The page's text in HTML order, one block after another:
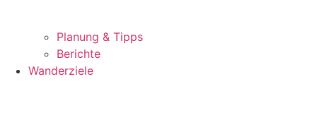
Planung & Tipps
Berichte
Wanderziele